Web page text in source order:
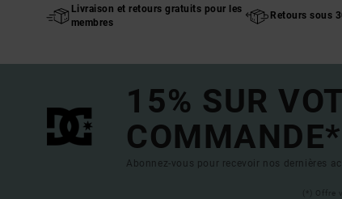
Livraison et retours gratuits pour les
membres
Retours sous
15% SUR
COMMANDE*
Abonnez-vous pour recevoir nos dernières
(*)